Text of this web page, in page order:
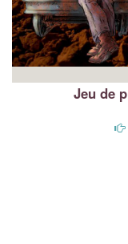
Jeu de